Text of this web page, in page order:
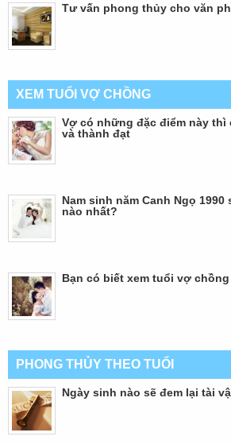
Tư vấn phong thủy cho văn
XEM TUỔI VỢ CHỒNG
Vợ có những đặc điểm này thì
và thành đạt
Nam sinh năm Canh Ngọ
nào nhất?
Bạn có biết xem tuổi vợ
PHONG THỦY THEO TUỔI
Ngày sinh nào sẽ đem lại tài